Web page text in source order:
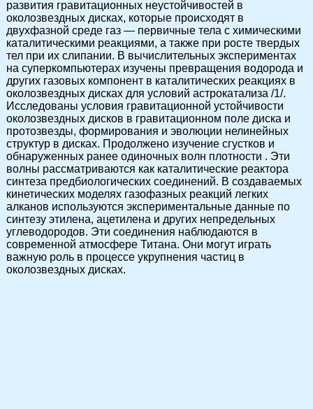
развития гравитационных неустойчивостей в
околозвездных дисках, которые происходят в
двухфазной среде газ — первичные тела с химическими
каталитическими реакциями, а также при росте твердых
тел при их слипании. В вычислительных экспериментах
на суперкомпьютерах изучены превращения водорода и
других газовых компонент в каталитических реакциях в
околозвездных дисках для условий астрокатализа /1/.
Исследованы условия гравитационной устойчивости
околозвездных дисков в гравитационном поле диска и
протозвезды, формирования и эволюции нелинейных
структур в дисках. Продолжено изучение сгустков и
обнаруженных ранее одиночных волн плотности . Эти
волны рассматриваются как каталитические реактора
синтеза предбиологических соединений. В создаваемых
кинетических моделях газофазных реакций легких
алканов используются экспериментальные данные по
синтезу этилена, ацетилена и других непредельных
углеводородов. Эти соединения наблюдаются в
современной атмосфере Титана. Они могут играть
важную роль в процессе укрупнения частиц в
околозвездных дисках.